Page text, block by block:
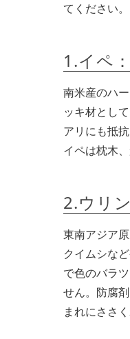
てください。
1.イペ
南米産のハ
ッキ材とし
アリにも抵
イペは枕木
2.ウリ
東南アジア
クイムシな
で色のバラ
せん。防腐
まれにささ